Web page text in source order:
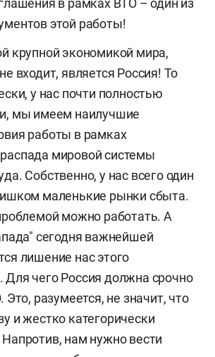
этой работы!
крупной экономикой мира,
входит, является Россия! То
у нас почти полностью
мы имеем наилучшие
работы в рамках
мировой системы
Собственно, у нас всего один
маленькие рынки сбыта.
можно работать. А
сегодня важнейшей
лишение нас этого
Для чего Россия должна срочно
Это, разумеется, не значит, что
и жестко категорически
нам нужно вести